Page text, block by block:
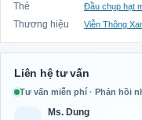
Thẻ Đầu chụp hạt
Thương hiệu Viễn Thông
Liên hệ tư vấn
Tư vấn miễn phí · Phản hồi
Ms. Dung